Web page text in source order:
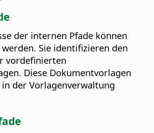
der internen Pfade können
Sie identifizieren den
vordefinierten
Diese Dokumentvorlagen
der Vorlagenverwaltung